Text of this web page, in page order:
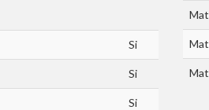
Si
Si
Si